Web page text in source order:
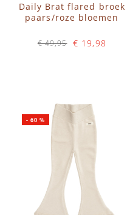
Daily Brat flared broek
paars/roze bloemen
€ 19,98
€ 49,95
-60 %